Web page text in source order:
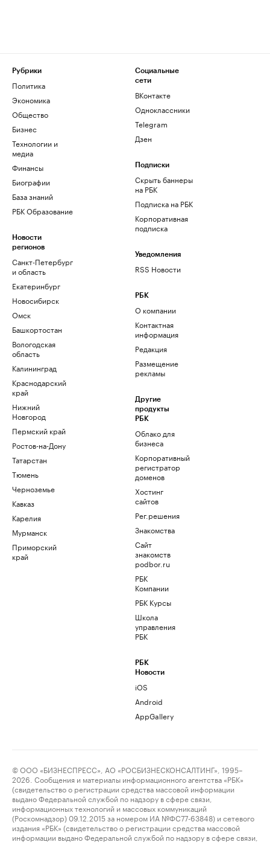
Рубрики
Политика
Экономика
Общество
Бизнес
Технологии и
медиа
Финансы
Биографии
База знаний
РБК Образование
Новости
регионов
Санкт-Петербург
и область
Екатеринбург
Новосибирск
Омск
Башкортостан
Вологодская
область
Калининград
Краснодарский
край
Нижний
Новгород
Пермский край
Ростов-на-Дону
Татарстан
Тюмень
Черноземье
Кавказ
Карелия
Мурманск
Приморский
край
Социальные
сети
ВКонтакте
Одноклассники
Telegram
Дзен
Подписки
Скрыть баннеры
на РБК
Подписка на РБК
Корпоративная
подписка
Уведомления
RSS Новости
РБК
О компании
Контактная
информация
Редакция
Размещение
рекламы
Другие
продукты
РБК
Облако для
бизнеса
Корпоративный
регистратор
доменов
Хостинг
сайтов
Рег.решения
Знакомства
Сайт
знакомств
podbor.ru
РБК
Компании
РБК Курсы
Школа
управления
РБК
РБК
Новости
iOS
Android
AppGallery
© ООО «БИЗНЕСПРЕСС», АО «РОСБИЗНЕСКОНСАЛТИНГ», 1995–
2026. Сообщения и материалы информационного агентства «РБК»
(свидетельство о регистрации средства массовой информации
выдано Федеральной службой по надзору в сфере связи,
информационных технологий и массовых коммуникаций
(Роскомнадзор) 09.12.2015 за номером ИА №ФС77-63848) и сетевого
издания «РБК» (свидетельство о регистрации средства массовой
информации выдано Федеральной службой по надзору в сфере связи,